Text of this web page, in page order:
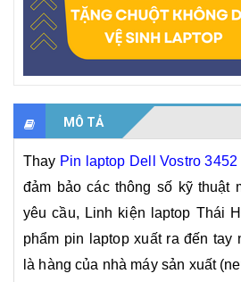
MÔ TẢ
Thay Pin laptop Dell Vostro 3452
đảm bảo các thông số kỹ thuật
yêu cầu, Linh kiện laptop Thái
phẩm pin laptop xuất ra đến tay
là hàng của nhà máy sản xuất